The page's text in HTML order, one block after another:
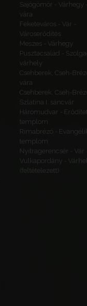
Sajógömör - Várhegy
vára
Feketeváros - Vár -
Városerődítés
Meszes - Várhegy
Pusztacsalád -
várhely
Csehberek, Cseh-
vára
Csehberek, Cseh-
Szlatina I. sáncvár
Háromudvar -
templom
Rimabrézó -
templom
Nyitragerencsér - Vár
Vulkapordány -
(feltételezett)